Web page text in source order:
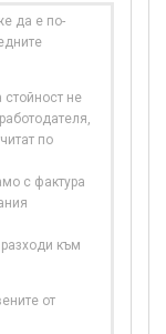
да е по-
не
по
с фактура
към
от